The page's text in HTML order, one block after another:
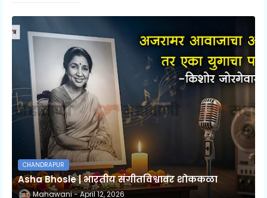
CHANDRAPUR
Asha Bhosle | भारतीय संगीतविश्वावर शोककळा
Mahawani April 12, 2026